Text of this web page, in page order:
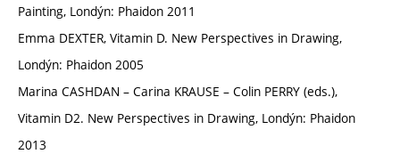
Painting, Londýn: Phaidon 2011
Emma DEXTER, Vitamin D. New Perspectives in Drawing,
Londýn: Phaidon 2005
Marina CASHDAN – Carina KRAUSE – Colin PERRY (eds.),
Vitamin D2. New Perspectives in Drawing, Londýn: Phaidon
2013